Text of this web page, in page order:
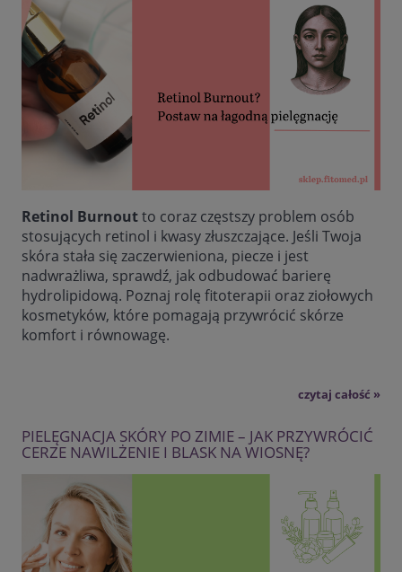
Retinol Burnoutto coraz częstszy problem osób
stosujących retinol i kwasy złuszczające. Jeśli Twoja
skóra stała się zaczerwieniona, piecze i jest
nadwrażliwa, sprawdź, jak odbudować barierę
hydrolipidową. Poznaj rolę fitoterapii oraz ziołowych
kosmetyków, które pomagają przywrócić skórze
komfort i równowagę.
czytaj całość »
PIELĘGNACJA SKÓRY PO ZIMIE – JAK PRZYWRÓCIĆ
CERZE NAWILŻENIE I BLASK NA WIOSNĘ?